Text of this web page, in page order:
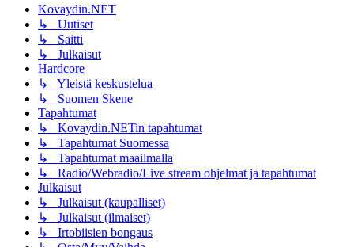
Kovaydin.NET
↳ Uutiset
↳ Saitti
↳ Julkaisut
Hardcore
↳ Yleistä keskustelua
↳ Suomen Skene
Tapahtumat
↳ Kovaydin.NETin tapahtumat
↳ Tapahtumat Suomessa
↳ Tapahtumat maailmalla
↳ Radio/Webradio/Live stream ohjelmat ja tapahtumat
Julkaisut
↳ Julkaisut (kaupalliset)
↳ Julkaisut (ilmaiset)
↳ Irtobiisien bongaus